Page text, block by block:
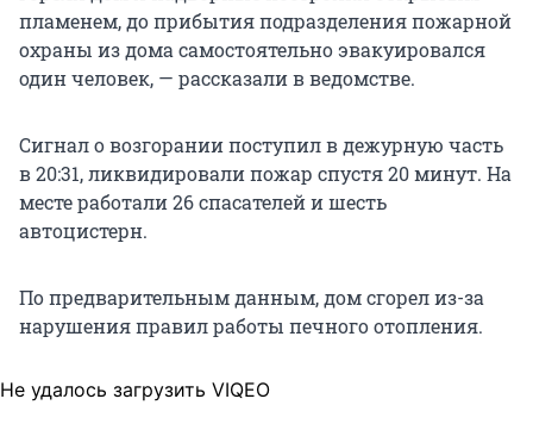
пламенем, до прибытия подразделения пожарной
охраны из дома самостоятельно эвакуировался
один человек, — рассказали в ведомстве.
Сигнал о возгорании поступил в дежурную часть
в 20:31, ликвидировали пожар спустя 20 минут. На
месте работали 26 спасателей и шесть
автоцистерн.
По предварительным данным, дом сгорел из-за
нарушения правил работы печного отопления.
Не удалось загрузить VIQEO